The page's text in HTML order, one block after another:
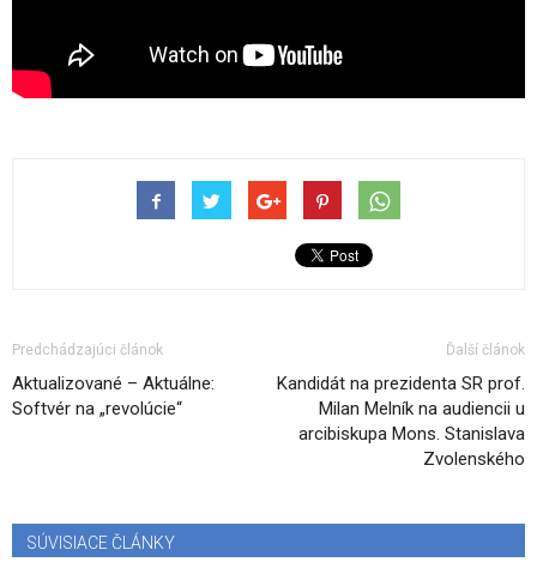
Predchádzajúci článok
Aktualizované – Aktuálne:
Softvér na „revolúcie“
Ďalší článok
Kandidát na prezidenta SR prof.
Milan Melník na audiencii u
arcibiskupa Mons. Stanislava
Zvolenského
SÚVISIACE ČLÁNKY